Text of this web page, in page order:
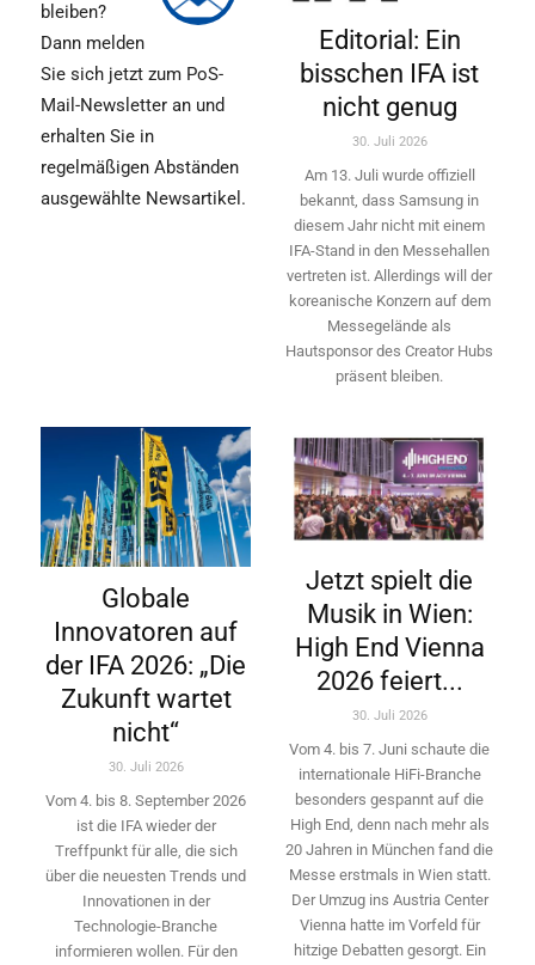
bleiben?
Dann melden
Sie sich jetzt zum PoS-
Mail-Newsletter an und
erhalten Sie in
regelmäßigen Abständen
ausgewählte Newsartikel.
Editorial: Ein
bisschen IFA ist
nicht genug
30. Juli 2026
Am 13. Juli wurde offiziell
bekannt, dass Samsung in
diesem Jahr nicht mit einem
IFA-Stand in den Messehallen
vertreten ist. Allerdings will ­der
koreanische Konzern auf dem
Messegelände als
Hautsponsor des Creator Hubs
präsent bleiben.
Globale
Innovatoren auf
der IFA 2026: „Die
Zukunft wartet
nicht“
30. Juli 2026
Vom 4. bis 8. September 2026
ist die IFA wieder der
Treffpunkt für alle, die sich
über die neuesten Trends und
Innovationen in der
Technologie-­Branche
informieren wollen. Für den
Jetzt spielt die
Musik in Wien:
High End Vienna
2026 feiert...
30. Juli 2026
Vom 4. bis 7. Juni schaute die
internationale HiFi-Branche
besonders gespannt auf die
High End, denn nach mehr als
20 Jahren in München fand die
Messe erstmals in Wien statt.
Der Umzug ins Austria Center
Vienna hatte im Vorfeld für
hitzige Debatten gesorgt. Ein